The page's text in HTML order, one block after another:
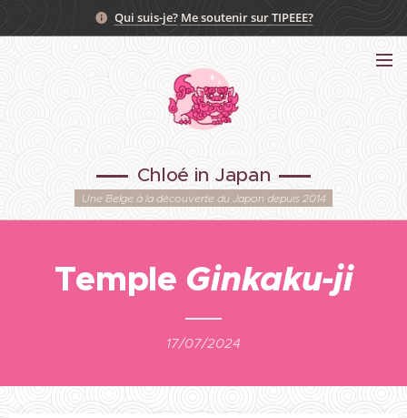
Qui suis-je? Me soutenir sur TIPEEE?
Chloé in Japan
Une Belge à la découverte du Japon depuis 2014
Temple Ginkaku-ji
17/07/2024